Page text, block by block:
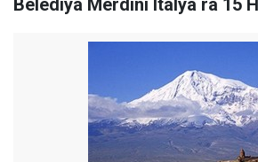
Beledîya Mêrdînî Îtalya ra 15